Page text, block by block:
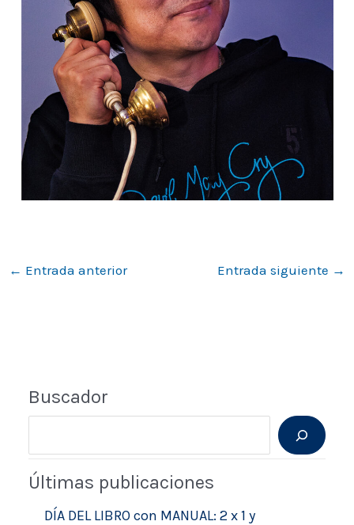
← Entrada anterior Entrada siguiente →
Buscador
u
sÚltimas publicaciones
DÍA DEL LIBRO con MANUAL: 2 x 1 y